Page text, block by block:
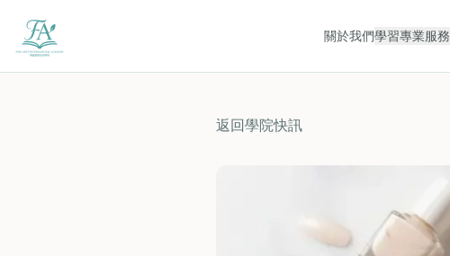
關於我們學習專業服務
返回學院快訊